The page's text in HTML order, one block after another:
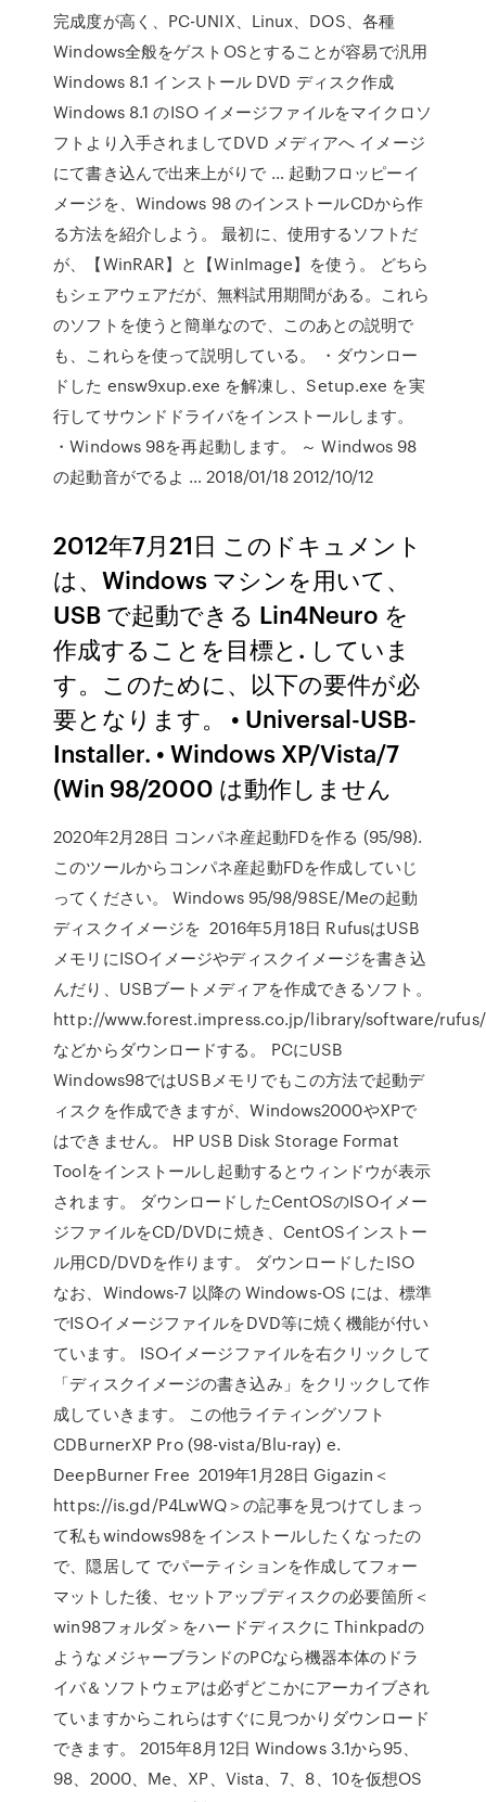
完成度が高く、PC-UNIX、Linux、DOS、各種
Windows全般をゲストOSとすることが容易で汎用
Windows 8.1 インストール DVD ディスク作成
Windows 8.1 のISO イメージファイルをマイクロソ
フトより入手されましてDVD メディアへ イメージ
にて書き込んで出来上がりで … 起動フロッピーイ
メージを、Windows 98 のインストールCDから作
る方法を紹介しよう。 最初に、使用するソフトだ
が、【WinRAR】と【WinImage】を使う。 どちら
もシェアウェアだが、無料試用期間がある。これら
のソフトを使うと簡単なので、このあとの説明で
も、これらを使って説明している。 ・ダウンロー
ドした ensw9xup.exe を解凍し、Setup.exe を実
行してサウンドドライバをインストールします。
・Windows 98を再起動します。 ～ Windwos 98
の起動音がでるよ … 2018/01/18 2012/10/12
2012年7月21日 このドキュメント
は、Windows マシンを用いて、
USB で起動できる Lin4Neuro を
作成することを目標と. していま
す。このために、以下の要件が必
要となります。 • Universal-USB-
Installer. • Windows XP/Vista/7
(Win 98/2000 は動作しません
2020年2月28日 コンパネ産起動FDを作る (95/98).
このツールからコンパネ産起動FDを作成していじ
ってください。 Windows 95/98/98SE/Meの起動
ディスクイメージを 2016年5月18日 RufusはUSB
メモリにISOイメージやディスクイメージを書き込
んだり、USBブートメディアを作成できるソフト。
http://www.forest.impress.co.jp/library/software/rufus/
などからダウンロードする。 PCにUSB
Windows98ではUSBメモリでもこの方法で起動デ
ィスクを作成できますが、Windows2000やXPで
はできません。 HP USB Disk Storage Format
Toolをインストールし起動するとウィンドウが表示
されます。 ダウンロードしたCentOSのISOイメー
ジファイルをCD/DVDに焼き、CentOSインストー
ル用CD/DVDを作ります。 ダウンロードしたISO
なお、Windows-7 以降の Windows-OS には、標準
でISOイメージファイルをDVD等に焼く機能が付い
ています。 ISOイメージファイルを右クリックして
「ディスクイメージの書き込み」をクリックして作
成していきます。 この他ライティングソフト
CDBurnerXP Pro (98-vista/Blu-ray) e.
DeepBurner Free 2019年1月28日 Gigazin＜
https://is.gd/P4LwWQ＞の記事を見つけてしまっ
て私もwindows98をインストールしたくなったの
で、隠居して でパーティションを作成してフォー
マットした後、セットアップディスクの必要箇所＜
win98フォルダ＞をハードディスクに Thinkpadの
ようなメジャーブランドのPCなら機器本体のドラ
イバ＆ソフトウェアは必ずどこかにアーカイブされ
ていますからこれらはすぐに見つかりダウンロード
できます。 2015年8月12日 Windows 3.1から95、
98、2000、Me、XP、Vista、7、8、10を仮想OS